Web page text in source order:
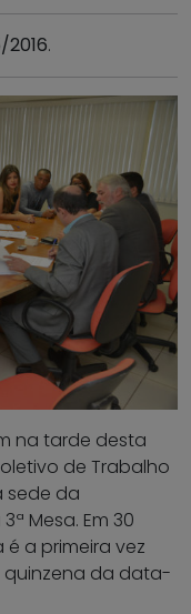
2016.
na tarde desta
de Trabalho
sede da
Mesa. Em 30
a primeira vez
quinzena da data-